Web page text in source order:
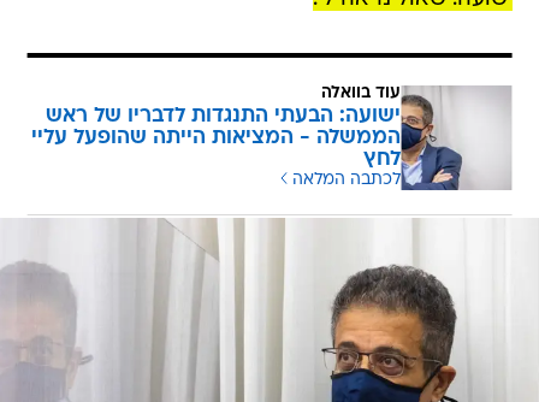
עוד בוואלה
ישועה: הבעתי התנגדות לדבריו של ראש
הממשלה - המציאות הייתה שהופעל עליי
לחץ
לכתבה המלאה